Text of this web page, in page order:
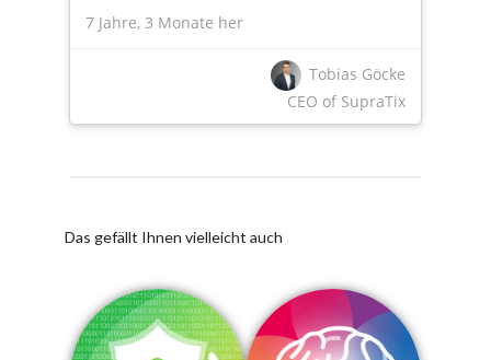
7 Jahre, 3 Monate her
Tobias Göcke
CEO of SupraTix
Das gefällt Ihnen vielleicht auch